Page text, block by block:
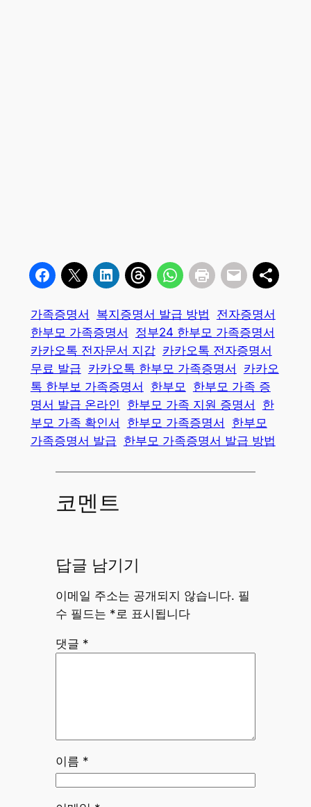
가족증명서 복지증명서 발급 방법
전자증명서
한부모 가족증명서
정부24 한부모 가족증명서
카카오톡 전자문서 지갑 카카오톡 전자증명서
무료 발급 카카오톡 한부모 가족증명서
카카오
톡 한부보 가족증명서
한부모 한부모 가족 증
명서 발급 온라인
한부모 가족 지원 증명서
한
부모 가족 확인서
한부모 가족증명서
한부모
가족증명서 발급 한부모 가족증명서 발급 방법
코멘트
답글 남기기
이메일 주소는 공개되지 않습니다. 필
수 필드는 *로 표시됩니다
댓글 *
이름 *